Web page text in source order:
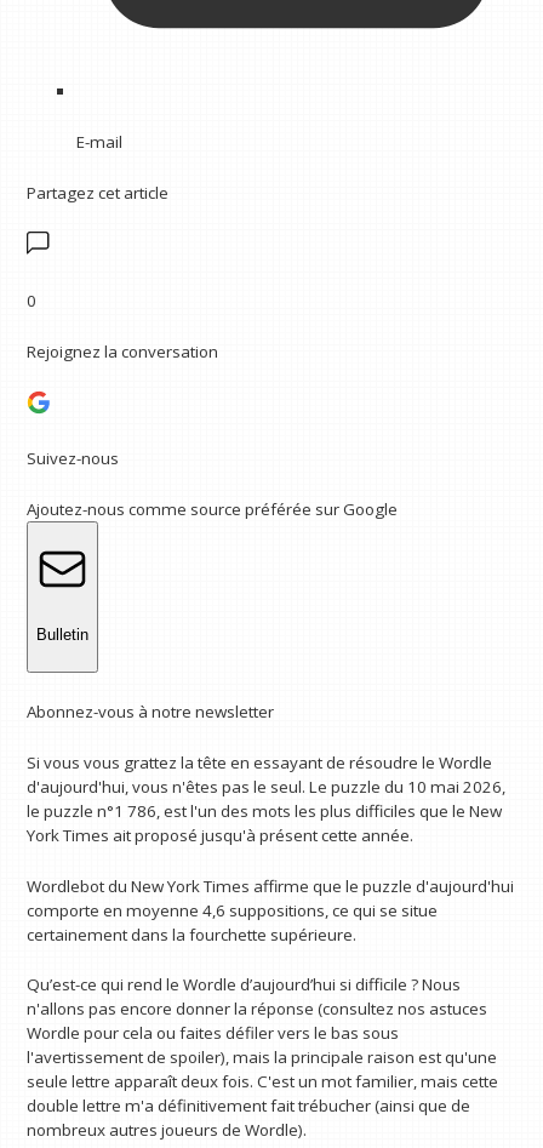
E-mail
Partagez cet article
0
Rejoignez la conversation
Suivez-nous
Ajoutez-nous comme source préférée sur Google
Bulletin
Abonnez-vous à notre newsletter
Si vous vous grattez la tête en essayant de résoudre le Wordle
d'aujourd'hui, vous n'êtes pas le seul. Le puzzle du 10 mai 2026,
le puzzle n°1 786, est l'un des mots les plus difficiles que le New
York Times ait proposé jusqu'à présent cette année.
Wordlebot du New York Times affirme que le puzzle d'aujourd'hui
comporte en moyenne 4,6 suppositions, ce qui se situe
certainement dans la fourchette supérieure.
Qu’est-ce qui rend le Wordle d’aujourd’hui si difficile ? Nous
n'allons pas encore donner la réponse (consultez nos astuces
Wordle pour cela ou faites défiler vers le bas sous
l'avertissement de spoiler), mais la principale raison est qu'une
seule lettre apparaît deux fois. C'est un mot familier, mais cette
double lettre m'a définitivement fait trébucher (ainsi que de
nombreux autres joueurs de Wordle).